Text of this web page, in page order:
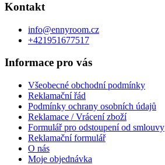
Kontakt
info@ennyroom.cz
+421951677517
Informace pro vás
Všeobecné obchodní podmínky
Reklamační řád
Podmínky ochrany osobních údajů
Reklamace / Vrácení zboží
Formulář pro odstoupení od smlouvy
Reklamační formulář
O nás
Moje objednávka